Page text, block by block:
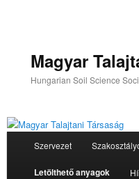
Magyar
Hungarian Soil Science
Szervezet
Letölthető anyagok